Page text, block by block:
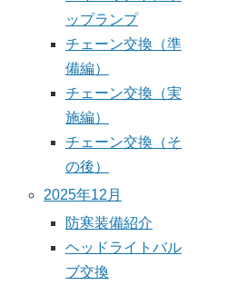
ップランプ
チェーン交換（準
備編）
チェーン交換（実
施編）
チェーン交換（そ
の後）
2025年12月
防寒装備紹介
ヘッドライトバル
ブ交換